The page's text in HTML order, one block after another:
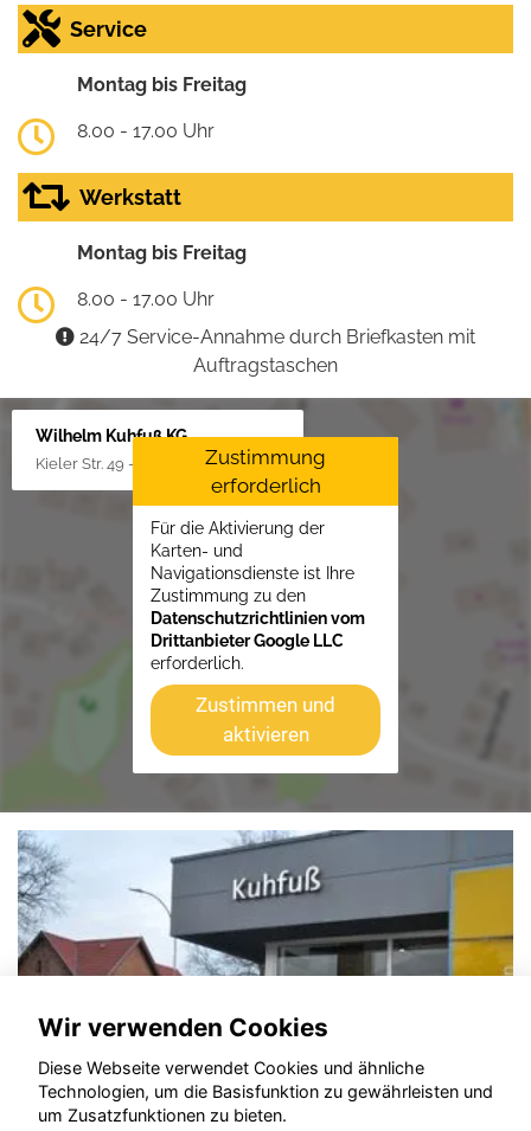
Service
Montag bis Freitag
8.00 - 17.00 Uhr
Werkstatt
Montag bis Freitag
8.00 - 17.00 Uhr
24/7 Service-Annahme durch Briefkasten mit
Auftragstaschen
Wilhelm Kuhfuß KG
Kieler Str. 49 - 51, 25451 Quickborn
Zustimmung
erforderlich
Für die Aktivierung der
Karten- und
Navigationsdienste ist Ihre
Zustimmung zu den
Datenschutzrichtlinien vom
Drittanbieter Google LLC
erforderlich.
Zustimmen und
aktivieren
Wir verwenden Cookies
Diese Webseite verwendet Cookies und ähnliche
Technologien, um die Basisfunktion zu gewährleisten und
um Zusatzfunktionen zu bieten.